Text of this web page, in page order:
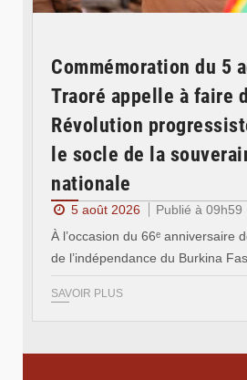
Commémoration du 5
Traoré appelle à faire
Révolution
le socle de la
nationale
5 août 2026
Publié à 09h59
À l’occasion du 66ᵉ anniversaire
de l’indépendance du Burkina
SAVOIR PLUS